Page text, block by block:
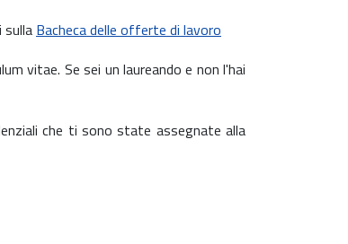
sulla Bacheca delle offerte di lavoro
vitae. Se sei un laureando e non l'hai
che ti sono state assegnate alla